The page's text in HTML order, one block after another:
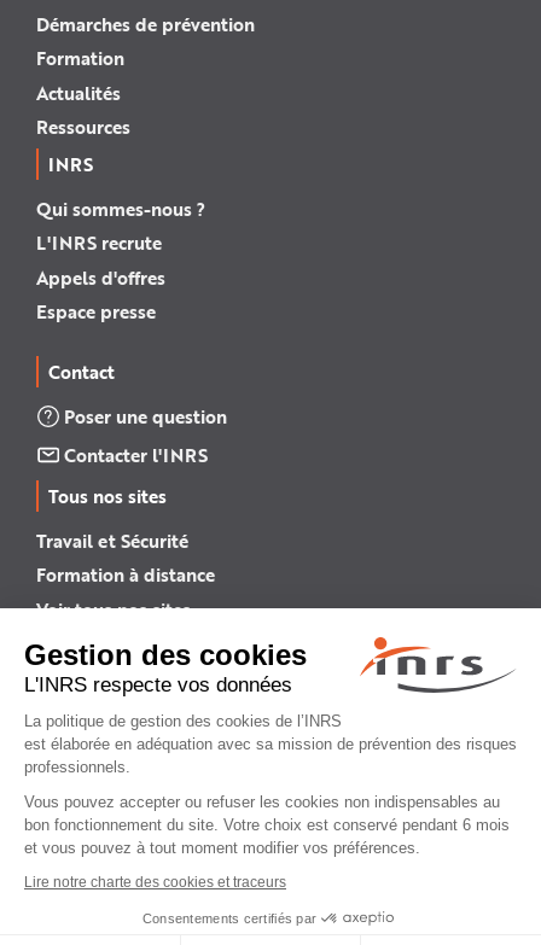
Démarches de prévention
Formation
Actualités
Ressources
INRS
Qui sommes-nous ?
L'INRS recrute
Appels d'offres
Espace presse
Contact
Poser une question
Contacter l'INRS
Tous nos sites
Travail et Sécurité
Formation à distance
Voir tous nos sites →
INRS English
INRS (english version)
Plan du site
Mentions légales
Politique de confidentialité
Gestion des cookies